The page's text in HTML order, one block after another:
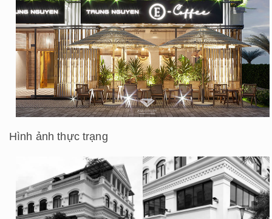
Hình ảnh thực trạng